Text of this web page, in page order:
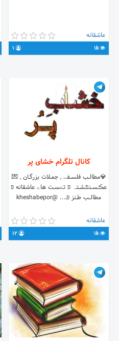
عاشقانه
1k
کانال تلگرام خشای پر
💎مطالــب فلســفے , جمــلات بزرگــان , 💌
عڪــســـنـפּـشــتـہ פּ تڪســت هاے عاشقانه פּ
مطالـــب طــنز פּـ... @kheshabepor
عاشقانه
1k